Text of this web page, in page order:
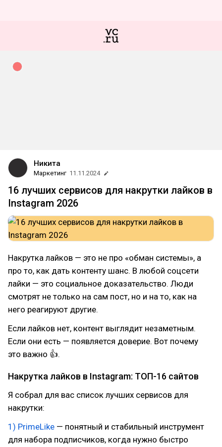
Никита
Маркетинг 11.11.2024
16 лучших сервисов для накрутки лайков в
Instagram 2026
Накрутка лайков — это не про «обман системы», а
про то, как дать контенту шанс. В любой соцсети
лайки — это социальное доказательство. Люди
смотрят не только на сам пост, но и на то, как на
него реагируют другие.
Если лайков нет, контент выглядит незаметным.
Если они есть — появляется доверие. Вот почему
это важно 👍.
Накрутка лайков в Instagram: ТОП-16 сайтов
Я собрал для вас список лучших сервисов для
накрутки:
1) PrimeLike — понятный и стабильный инструмент
для набора подписчиков, когда нужно быстро